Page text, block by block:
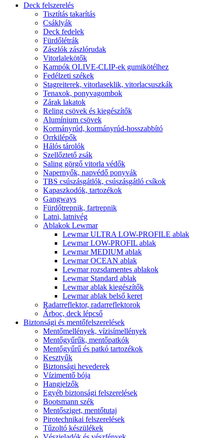
Deck felszerelés
Tisztítás takarítás
Csáklyák
Deck fedelek
Fürdőlétrák
Zászlók zászlórudak
Vitorlalekötők
Kampók OLIVE-CLIP-ek gumikötélhez
Fedélzeti székek
Stagreiterek, vitorlaseklik, vitorlacsuszkák
Tenaxok, ponyvagombok
Zárak lakatok
Reling csövek és kiegészítők
Alumínium csövek
Kormányrúd, kormányrúd-hosszabbító
Orrkilépők
Hálós tárolók
Szellőztető zsák
Saling görgő vitorla védők
Napernyők, napvédő ponyvák
TBS csúszásgátlók, csúszásgátló csíkok
Kapaszkodók, tartozékok
Gangways
Fürdőtrepnik, fartrepnik
Latni, latnivég
Ablakok Lewmar
Lewmar ULTRA LOW-PROFILE ablak
Lewmar LOW-PROFIL ablak
Lewmar MEDIUM ablak
Lewmar OCEAN ablak
Lewmar rozsdamentes ablakok
Lewmar Standard ablak
Lewmar ablak kiegészítők
Lewmar ablak belső keret
Radarreflektor, radarreflektorok
Árboc, deck lépcső
Biztonsági és mentőfelszerelések
Mentőmellények, vízisímellények
Mentőgyűrűk, mentőpatkók
Mentőgyűrű és patkó tartozékok
Kesztyűk
Biztonsági hevederek
Vízimentő bója
Hangjelzők
Egyéb biztonsági felszerelések
Bootsmann szék
Mentősziget, mentőtutaj
Pirotechnikai felszerelések
Tűzoltó készülékek